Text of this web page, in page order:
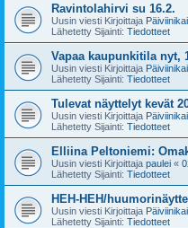
Ravintolahirvi su 16.2.
Uusin viesti Kirjoittaja
Lähetetty Sijainti: Tiedotteet
Vapaa kaupunkitila nyt,
Uusin viesti Kirjoittaja
Lähetetty Sijainti: Tiedotteet
Tulevat näyttelyt kevät
Uusin viesti Kirjoittaja
Lähetetty Sijainti: Tiedotteet
Elliina Peltoniemi:
Uusin viesti Kirjoittaja paulei «
Lähetetty Sijainti: Tiedotteet
HEH-HEH/
Uusin viesti Kirjoittaja
Lähetetty Sijainti: Tiedotteet